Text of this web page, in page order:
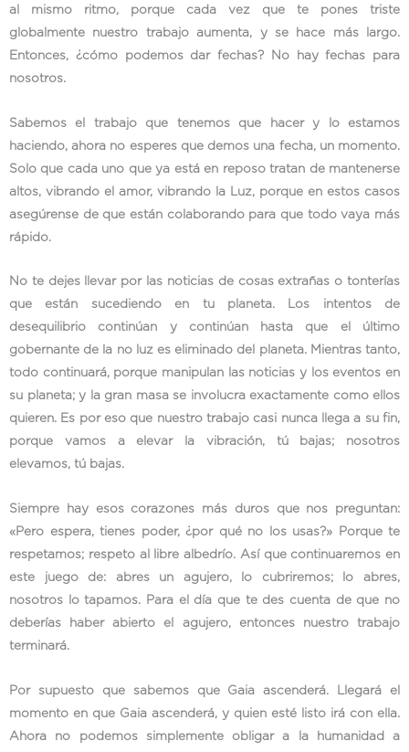
al mismo ritmo, porque cada vez que te pones triste
globalmente nuestro trabajo aumenta, y se hace más largo.
Entonces, ¿cómo podemos dar fechas? No hay fechas para
nosotros.
Sabemos el trabajo que tenemos que hacer y lo estamos
haciendo, ahora no esperes que demos una fecha, un momento.
Solo que cada uno que ya está en reposo tratan de mantenerse
altos, vibrando el amor, vibrando la Luz, porque en estos casos
asegúrense de que están colaborando para que todo vaya más
rápido.
No te dejes llevar por las noticias de cosas extrañas o tonterías
que están sucediendo en tu planeta. Los intentos de
desequilibrio continúan y continúan hasta que el último
gobernante de la no luz es eliminado del planeta. Mientras tanto,
todo continuará, porque manipulan las noticias y los eventos en
su planeta; y la gran masa se involucra exactamente como ellos
quieren. Es por eso que nuestro trabajo casi nunca llega a su fin,
porque vamos a elevar la vibración, tú bajas; nosotros
elevamos, tú bajas.
Siempre hay esos corazones más duros que nos preguntan:
«Pero espera, tienes poder, ¿por qué no los usas?» Porque te
respetamos; respeto al libre albedrío. Así que continuaremos en
este juego de: abres un agujero, lo cubriremos; lo abres,
nosotros lo tapamos. Para el día que te des cuenta de que no
deberías haber abierto el agujero, entonces nuestro trabajo
terminará.
Por supuesto que sabemos que Gaia ascenderá. Llegará el
momento en que Gaia ascenderá, y quien esté listo irá con ella.
Ahora no podemos simplemente obligar a la humanidad a